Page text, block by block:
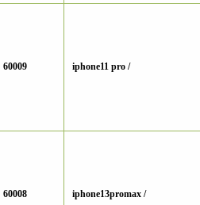
60009 iphone11 pro /
60008 iphone13promax /